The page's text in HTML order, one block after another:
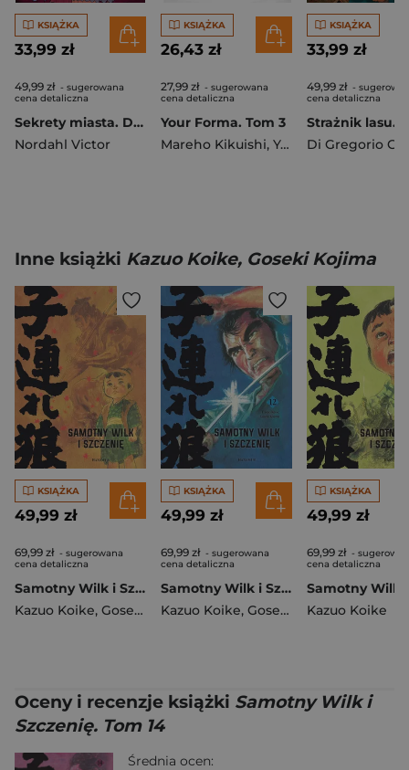
KSIĄŻKA
33,99 zł
49,99 zł - sugerowana
cena detaliczna
Sekrety miasta. Dzikie łapy. Tom 3
Nordahl Victor
KSIĄŻKA
26,43 zł
27,99 zł - sugerowana
cena detaliczna
Your Forma. Tom 3
Mareho Kikuishi, Yoshinori Kisaragi
KSIĄŻKA
33,99 zł
49,99 zł -
cena detaliczna
Inne książki Kazuo Koike, Goseki Kojima
KSIĄŻKA
49,99 zł
69,99 zł - sugerowana
cena detaliczna
Samotny Wilk i Szczenię. Tom 13
Kazuo Koike, Goseki Kojima
KSIĄŻKA
49,99 zł
69,99 zł - sugerowana
cena detaliczna
Samotny Wilk i Szczenię. Tom 12
Kazuo Koike, Goseki Kojima
KSIĄŻKA
49,99 zł
69,99 zł -
cena detaliczna
Kazuo Koike
Oceny i recenzje książki Samotny Wilk i
Szczenię. Tom 14
Średnia ocen: